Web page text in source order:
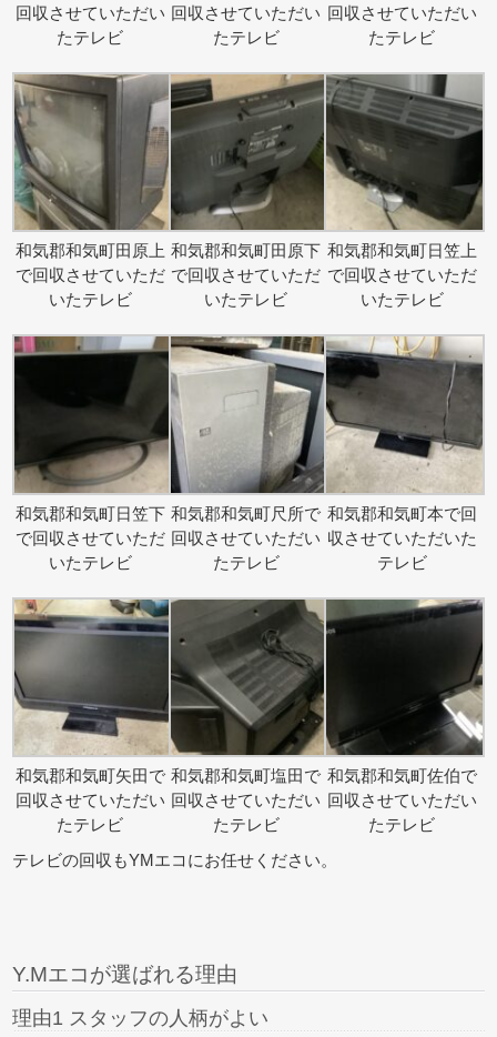
回収させていただい
たテレビ
回収させていただい
たテレビ
回収させていただい
たテレビ
和気郡和気町田原上
で回収させていただ
いたテレビ
和気郡和気町田原下
で回収させていただ
いたテレビ
和気郡和気町日笠上
で回収させていただ
いたテレビ
和気郡和気町日笠下
で回収させていただ
いたテレビ
和気郡和気町尺所で
回収させていただい
たテレビ
和気郡和気町本で回
収させていただいた
テレビ
和気郡和気町矢田で
回収させていただい
たテレビ
和気郡和気町塩田で
回収させていただい
たテレビ
和気郡和気町佐伯で
回収させていただい
たテレビ
テレビの回収もYMエコにお任せください。
Y.Mエコが選ばれる理由
理由1 スタッフの人柄がよい